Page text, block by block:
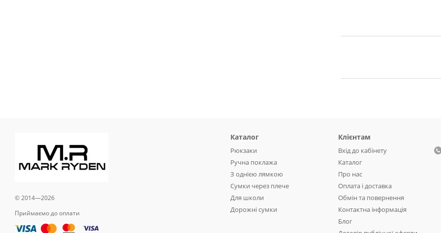
© 2014—2026
Приймаємо до оплати
Каталог
Рюкзаки
Ручна поклажа
З однією лямкою
Сумки через плече
Для школи
Дорожні сумки
Клієнтам
Вхід до кабінету
Каталог
Про нас
Оплата і доставка
Обмін та повернення
Контактна інформація
Блог